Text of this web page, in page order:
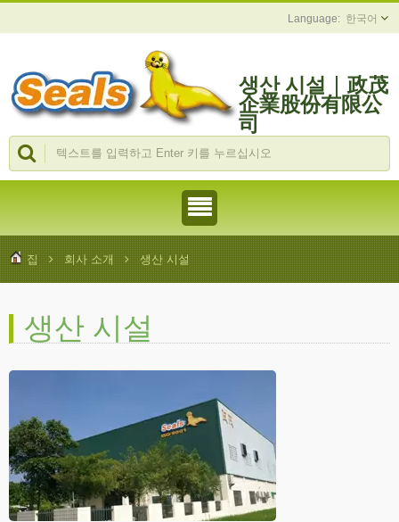
한국어
생산 시설 | 政茂
企業股份有限公
司
집 회사 소개 생산 시설
생산 시설